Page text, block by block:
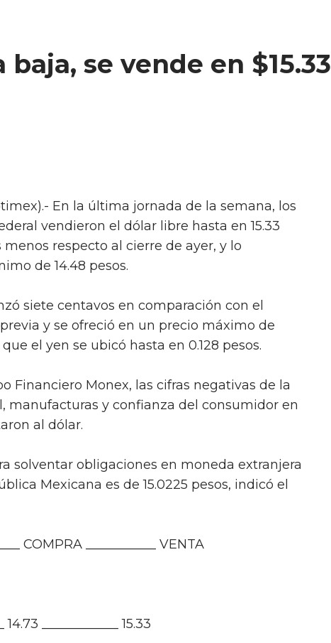
se vende en $15.33
En la última jornada de la semana, los
vendieron el dólar libre hasta en 15.33
menos respecto al cierre de ayer, y lo
de 14.48 pesos.
siete centavos en comparación con el
y se ofreció en un precio máximo de
el yen se ubicó hasta en 0.128 pesos.
Financiero Monex, las cifras negativas de la
manufacturas y confianza del consumidor en
al dólar.
solventar obligaciones en moneda extranjera
Mexicana es de 15.0225 pesos, indicó el
COMPRA ___________ VENTA
____________ 15.33